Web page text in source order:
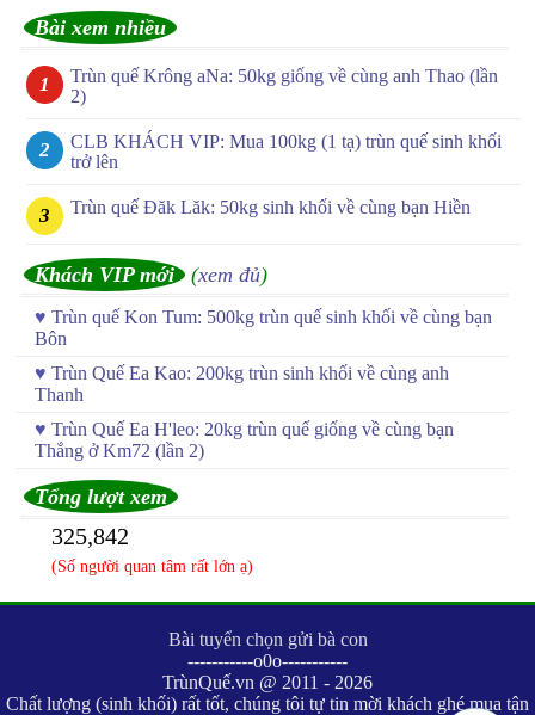
Bài xem nhiều
Trùn quế Krông aNa: 50kg giống về cùng anh Thao (lần
2)
CLB KHÁCH VIP: Mua 100kg (1 tạ) trùn quế sinh khối
trở lên
Trùn quế Đăk Lăk: 50kg sinh khối về cùng bạn Hiền
Khách VIP mới (xem đủ)
♥ Trùn quế Kon Tum: 500kg trùn quế sinh khối về cùng bạn
Bôn
♥ Trùn Quế Ea Kao: 200kg trùn sinh khối về cùng anh
Thanh
♥ Trùn Quế Ea H'leo: 20kg trùn quế giống về cùng bạn
Thắng ở Km72 (lần 2)
Tổng lượt xem
325,842
(Số người quan tâm rất lớn ạ)
Bài tuyển chọn gửi bà con
-----------o0o-----------
TrùnQuế.vn @ 2011 - 2026
Chất lượng (sinh khối) rất tốt, chúng tôi tự tin mời khách ghé mua tận